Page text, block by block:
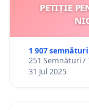
PETIȚIE
1 907 semnături
251 Semnături /
31 Jul 2025